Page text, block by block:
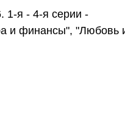
1-я - 4-я серии -
и финансы", "Любовь